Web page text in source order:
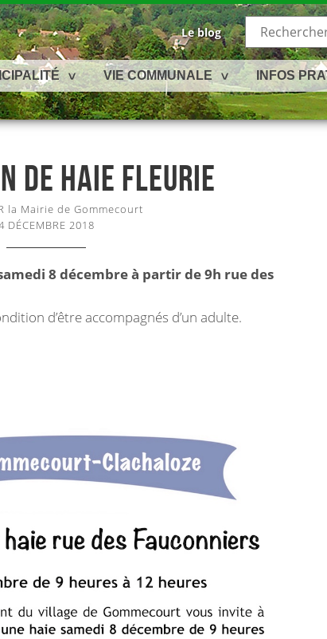
VIE COMMUNALE INFOS
Le blog
DE HAIE FLEURIE
la Mairie de Gommecourt
DÉCEMBRE 2018
8 décembre à partir de 9h rue des
d’être accompagnés d’un adulte.